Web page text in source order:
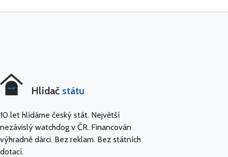
Hlídač státu
10 let hlídáme český stát. Největší
nezávislý watchdog v ČR. Financován
výhradně dárci. Bez reklam. Bez státních
dotací.